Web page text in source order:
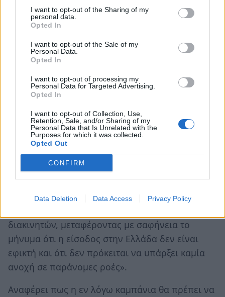
I want to opt-out of the Sharing of my
personal data.
Opted In
I want to opt-out of the Sale of my
Personal Data.
Opted In
I want to opt-out of processing my
Personal Data for Targeted Advertising.
Opted In
I want to opt-out of Collection, Use,
Retention, Sale, and/or Sharing of my
Personal Data that Is Unrelated with the
Purposes for which it was collected.
Opted Out
CONFIRM
Data Deletion Data Access Privacy Policy
Καμπάνια αποτροπής σε διάφορες γλώσσες,
όπως Αγγλικά και Αραβικά
Σε επικοινωνιακό επίπεδο, ο Δρ. Μπαλωμένος
εκτιμά ότι η χώρα μας οφείλει να σχεδιάσει μια
στοχευμένη αποτρεπτική εκστρατεία,
προσαρμοσμένη στις ιδιαιτερότητες του
μεταναστευτικού φαινομένου.
«Θα πρέπει να απευθύνεται τόσο στους εν
διακινητών, μεταφέροντας με σαφήνεια το
μήνυμα ότι η είσοδος στην Ελλάδα δεν είναι
εφικτή και ότι δεν πρόκειται να υπάρξει καμία
ανοχή σε παράνομες ροές».
Αναφέρει πως η εν λόγω καμπάνια θα πρέπει να